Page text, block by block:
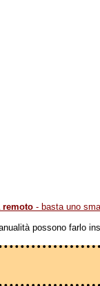
remoto - basta uno
possono farlo